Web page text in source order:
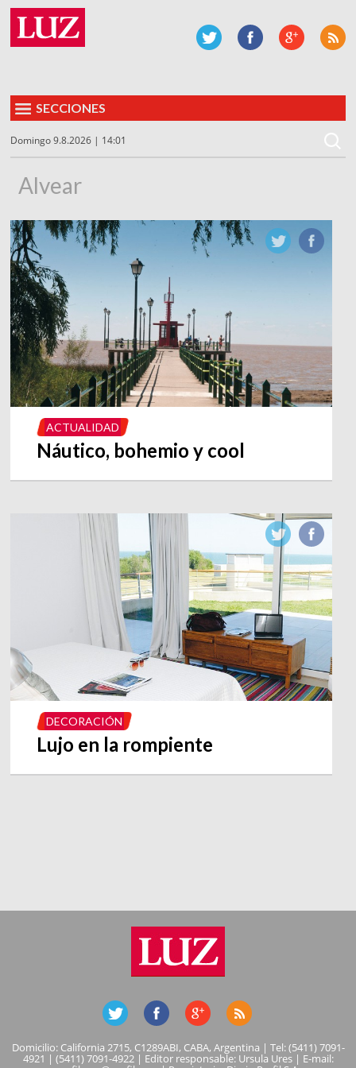
SECCIONES
Domingo 9.8.2026 | 14:01
Alvear
ACTUALIDAD
Náutico, bohemio y cool
DECORACIÓN
Lujo en la rompiente
Domicilio: California 2715, C1289ABI, CABA, Argentina | Tel: (5411) 7091-
4921 | (5411) 7091-4922 | Editor responsable: Ursula Ures | E-mail: